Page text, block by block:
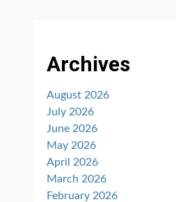
Archives
August 2026
July 2026
June 2026
May 2026
April 2026
March 2026
February 2026